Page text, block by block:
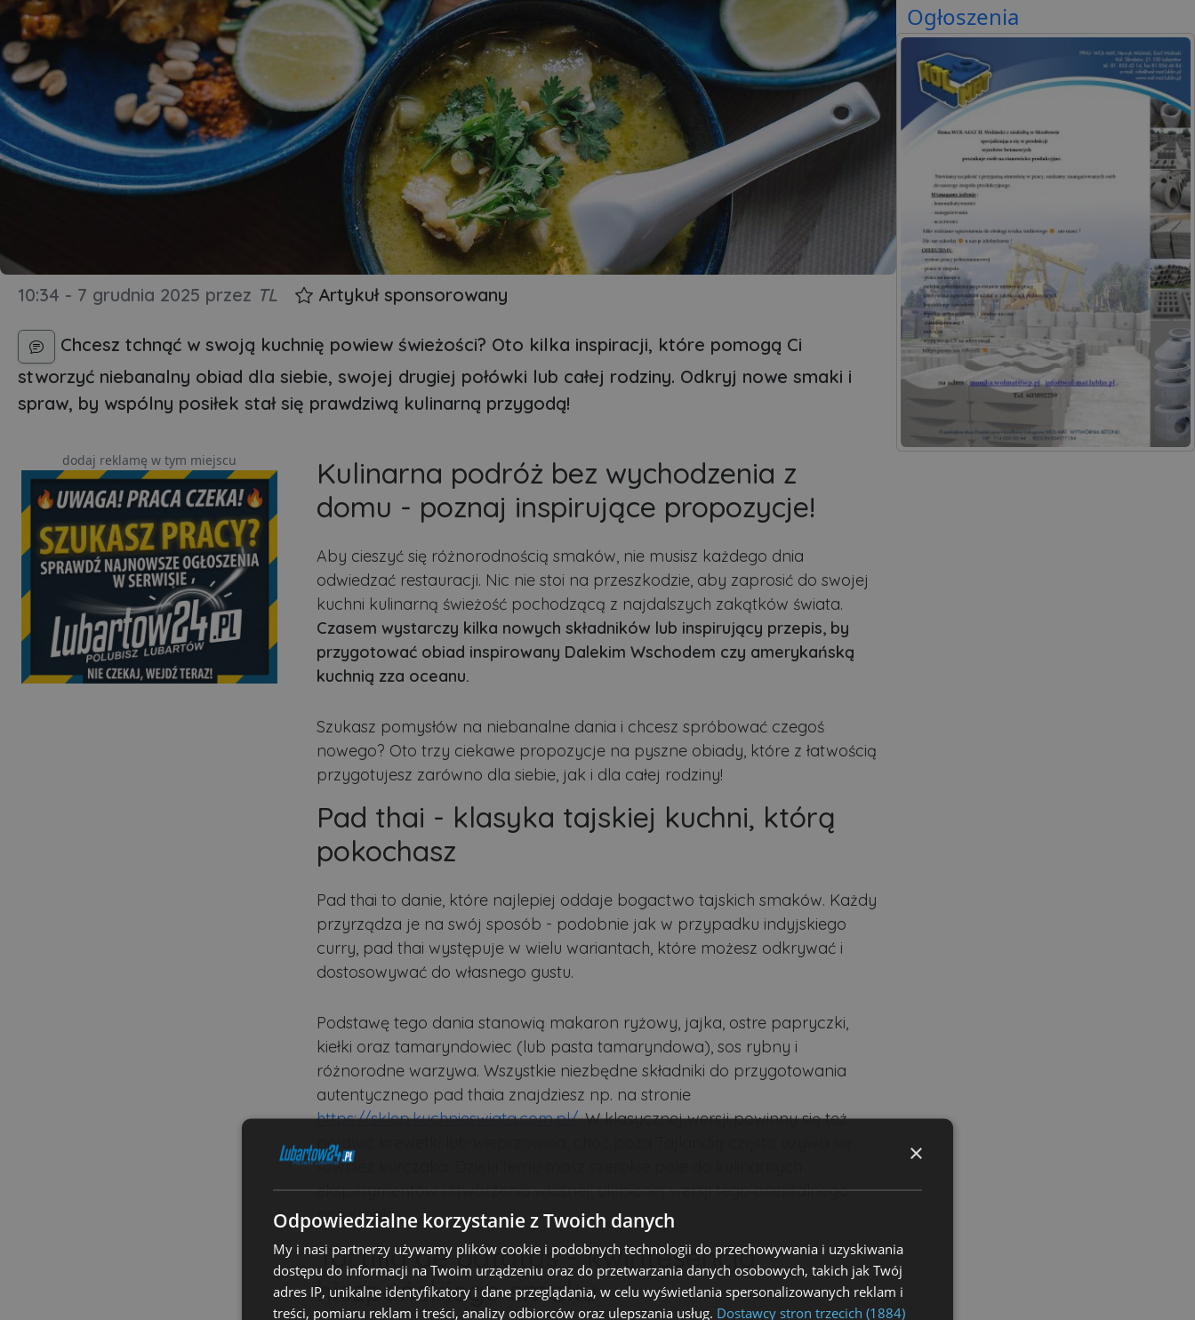
10:34 - 7 grudnia 2025 przez TL Artykuł sponsorowany
Chcesz tchnąć w swoją kuchnię powiew świeżości? Oto kilka inspiracji, które pomogą Ci
stworzyć niebanalny obiad dla siebie, swojej drugiej połówki lub całej rodziny. Odkryj nowe smaki i
spraw, by wspólny posiłek stał się prawdziwą kulinarną przygodą!
dodaj reklamę w tym miejscu
Kulinarna podróż bez wychodzenia z
domu - poznaj inspirujące propozycje!
Aby cieszyć się różnorodnością smaków, nie musisz każdego dnia
odwiedzać restauracji. Nic nie stoi na przeszkodzie, aby zaprosić do swojej
kuchni kulinarną świeżość pochodzącą z najdalszych zakątków świata.
Czasem wystarczy kilka nowych składników lub inspirujący przepis, by
przygotować obiad inspirowany Dalekim Wschodem czy amerykańską
kuchnią zza oceanu.
Szukasz pomysłów na niebanalne dania i chcesz spróbować czegoś
nowego? Oto trzy ciekawe propozycje na pyszne obiady, które z łatwością
przygotujesz zarówno dla siebie, jak i dla całej rodziny!
Pad thai - klasyka tajskiej kuchni, którą
pokochasz
Pad thai to danie, które najlepiej oddaje bogactwo tajskich smaków. Każdy
przyrządza je na swój sposób - podobnie jak w przypadku indyjskiego
curry, pad thai występuje w wielu wariantach, które możesz odkrywać i
dostosowywać do własnego gustu.
Podstawę tego dania stanowią makaron ryżowy, jajka, ostre papryczki,
kiełki oraz tamaryndowiec (lub pasta tamaryndowa), sos rybny i
różnorodne warzywa. Wszystkie niezbędne składniki do przygotowania
autentycznego pad thaia znajdziesz np. na stronie
https://sklep.kuchnieswiata.com.pl/. W klasycznej wersji powinny się też
pojawić krewetki lub wieprzowina, choć poza Tajlandią często używa się
również kurczaka. Dzięki temu masz szerokie pole do kulinarnych
eksperymentów i stworzenia własnej, ulubionej wersji tego orientalnego
przysmaku.
Tortilla de patatas - kwintesencja
hiszpańskiego smaku
Ogłoszenia
×
Odpowiedzialne korzystanie z Twoich danych
My i nasi partnerzy używamy plików cookie i podobnych technologii do przechowywania i uzyskiwania
dostępu do informacji na Twoim urządzeniu oraz do przetwarzania danych osobowych, takich jak Twój
adres IP, unikalne identyfikatory i dane przeglądania, w celu wyświetlania spersonalizowanych reklam i
treści, pomiaru reklam i treści, analizy odbiorców oraz ulepszania usług. Dostawcy stron trzecich (1884)